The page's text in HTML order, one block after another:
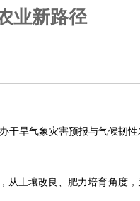
业新路径
干旱气象灾害预报与气候韧
从土壤改良、肥力培育角度